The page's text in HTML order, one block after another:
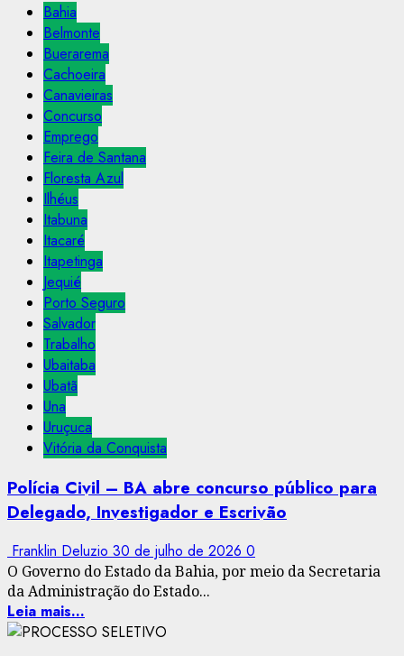
Bahia
Belmonte
Buerarema
Cachoeira
Canavieiras
Concurso
Emprego
Feira de Santana
Floresta Azul
Ilhéus
Itabuna
Itacaré
Itapetinga
Jequié
Porto Seguro
Salvador
Trabalho
Ubaitaba
Ubatã
Una
Uruçuca
Vitória da Conquista
Polícia Civil – BA abre concurso público para
Delegado, Investigador e Escrivão
Franklin Deluzio 30 de julho de 2026 0
O Governo do Estado da Bahia, por meio da Secretaria
da Administração do Estado...
Leia mais...